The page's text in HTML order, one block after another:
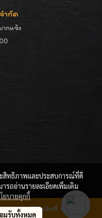
ำกัด
กแข้ง
| รูปภาพมีลิขสิทธิ์ ห้ามมิให้
ะสิทธิภาพและประสบการณ์ที่ดี
รถอ่านรายละเอียดเพิ่มเติม
ยบายคุกกี้
มรับทั้งหมด